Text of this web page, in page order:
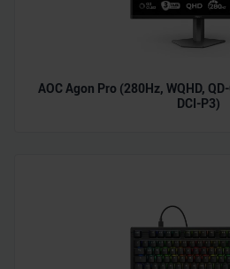
AOC Agon Pro (280Hz, WQHD,
DCI-P3)